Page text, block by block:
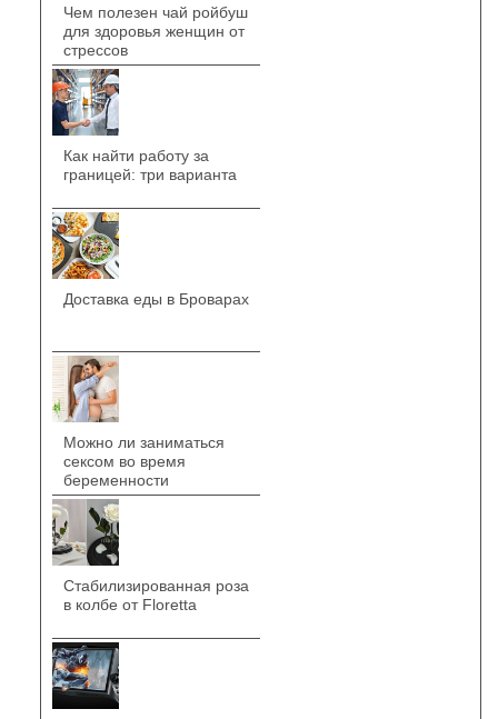
Чем полезен чай ройбуш
для здоровья женщин от
стрессов
Как найти работу за
границей: три варианта
Доставка еды в Броварах
Можно ли заниматься
сексом во время
беременности
Стабилизированная роза
в колбе от Floretta